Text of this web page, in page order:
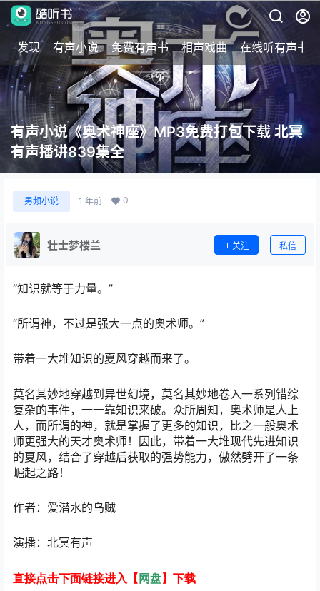
发现 有声小说 免费有声书 相声戏曲 在线听有声书
有声小说《奥术神座》MP3免费打包下载 北冥
有声播讲839集全
男频小说 1 年前 0
壮士梦楼兰 关注 私信
“知识就等于力量。”
“所谓神，不过是强大一点的奥术师。”
带着一大堆知识的夏风穿越而来了。
莫名其妙地穿越到异世幻境，莫名其妙地卷入一系列错综
复杂的事件，一一靠知识来破。众所周知，奥术师是人上
人，而所谓的神，就是掌握了更多的知识，比之一般奥术
师更强大的天才奥术师！因此，带着一大堆现代先进知识
的夏风，结合了穿越后获取的强势能力，傲然劈开了一条
崛起之路！
作者：爱潜水的乌贼
演播：北冥有声
直接点击下面链接进入【 网盘】下载